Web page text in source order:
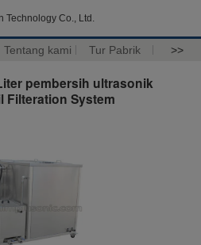
Technology Co., Ltd.
Tentang kami Tur Pabrik >>
pembersih ultrasonik
Filteration System